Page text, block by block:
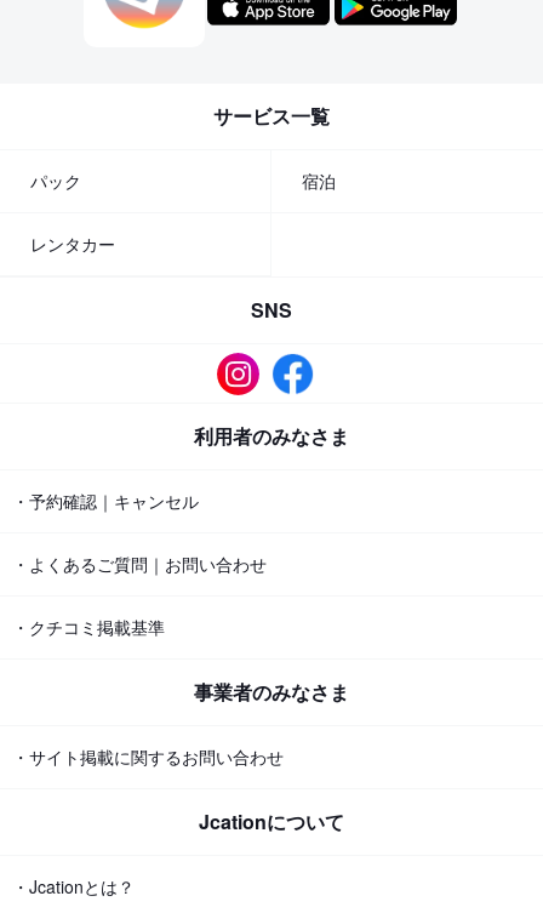
サービス一覧
パック 宿泊
レンタカー
SNS
利用者のみなさま
・予約確認｜キャンセル
・よくあるご質問｜お問い合わせ
・クチコミ掲載基準
事業者のみなさま
・サイト掲載に関するお問い合わせ
Jcationについて
・Jcationとは？